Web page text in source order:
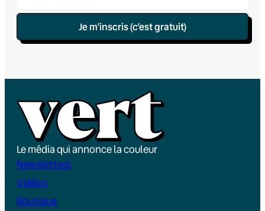
Je m’inscris (c’est gratuit)
Le média qui annonce la couleur
Newsletters
Vidéos
Boutique